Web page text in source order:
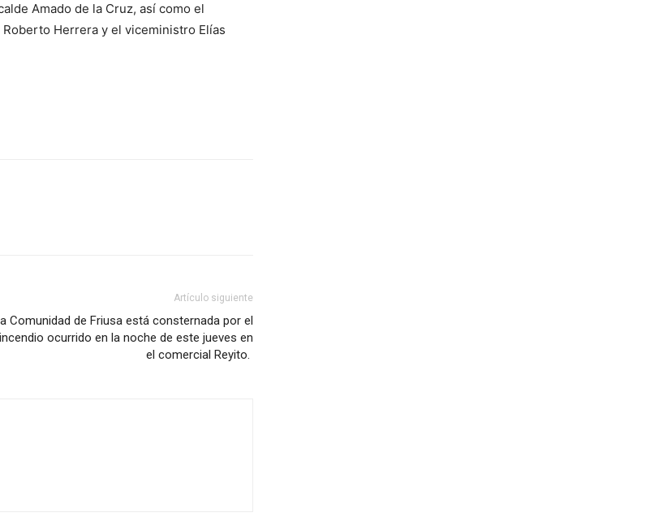
Amado de la Cruz, así como el
Herrera y el viceministro Elías
Artículo siguiente
Comunidad de Friusa está consternada por el
incendio ocurrido en la noche de este jueves en
el comercial Reyito.